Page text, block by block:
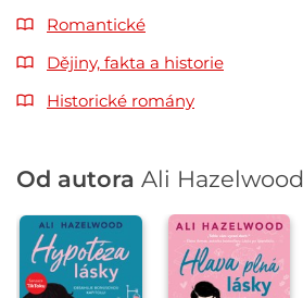
Romantické
Dějiny, fakta a historie
Historické romány
Od autora Ali Hazelwood